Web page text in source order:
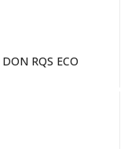
RQS ECO